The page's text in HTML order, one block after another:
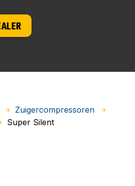
Zuigercompressoren
Super Silent